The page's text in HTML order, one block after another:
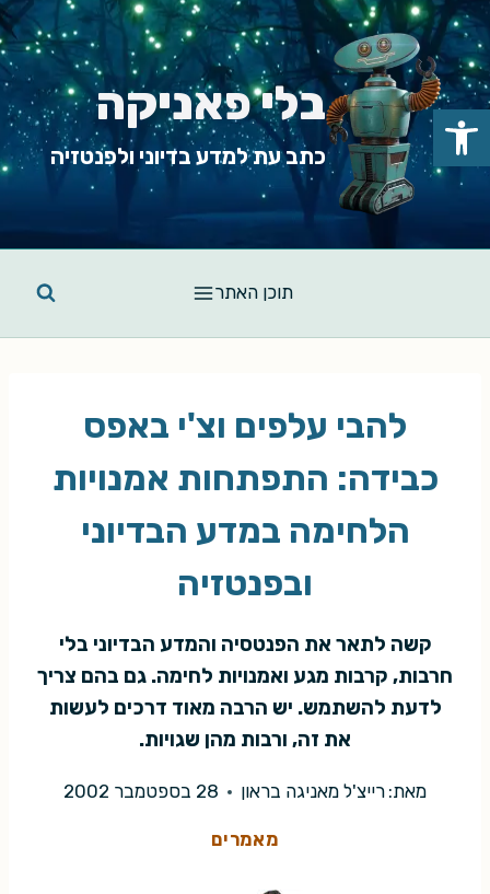
Skip
to
content
בלי פאניקה
כתב עת למדע בדיוני ולפנטזיה
תוכן האתר
להבי עלפים וצ'י באפס
כבידה: התפתחות אמנויות
הלחימה במדע הבדיוני
ובפנטזיה
קשה לתאר את הפנטסיה והמדע הבדיוני בלי
חרבות, קרבות מגע ואמנויות לחימה. גם בהם צריך
לדעת להשתמש. יש הרבה מאוד דרכים לעשות
את זה, ורבות מהן שגויות.
מאת: רייצ'ל מאניגה בראון 28 בספטמבר 2002
מאמרים
פתח סרגל נגישות